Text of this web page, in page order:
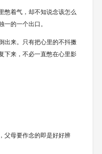
憋着气，却不知说念该怎么
一的一个出口。
出来。只有把心里的不抖擞
下来，不必一直憋在心里影
父母要作念的即是好好辨